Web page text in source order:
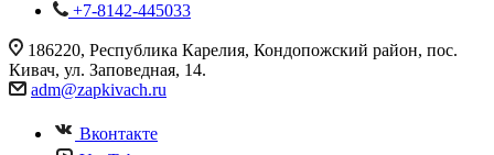
+7-8142-445033
186220, Республика Карелия, Кондопожский район, пос.
Кивач, ул. Заповедная, 14.
adm@zapkivach.ru
Вконтакте